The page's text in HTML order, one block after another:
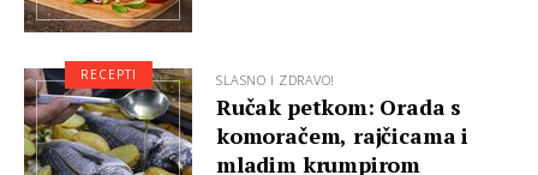
SLASNO I ZDRAVO!
Ručak petkom: Orada s
komoračem, rajčicama i
mladim krumpirom
RECEPTI